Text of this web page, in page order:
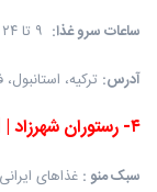
ساعات سرو غذا:
آدرس: ترکیه،
۴-رستوران شهرزاد|
سبک منو: غذاهای